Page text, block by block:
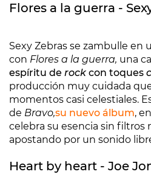
Flores a la guerra -
Sexy Zebras se zambulle en
con Flores a la guerra, una
espíritu de rock con toques
producción muy cuidada
momentos casi celestiales.
de Bravo,su nuevo álbum,
celebra su esencia sin filtros
apostando por un sonido
Heart by heart - Joe